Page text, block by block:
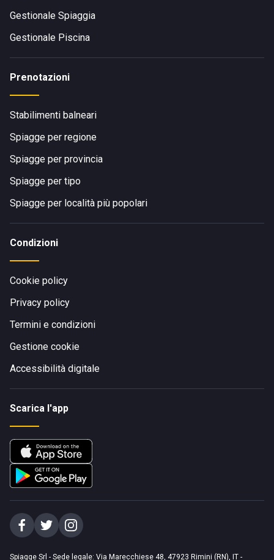
Gestionale Spiaggia
Gestionale Piscina
Prenotazioni
Stabilimenti balneari
Spiagge per regione
Spiagge per provincia
Spiagge per tipo
Spiagge per località più popolari
Condizioni
Cookie policy
Privacy policy
Termini e condizioni
Gestione cookie
Accessibilità digitale
Scarica l'app
Spiagge Srl - Sede legale: Via Marecchiese 48, 47923 Rimini (RN), IT -